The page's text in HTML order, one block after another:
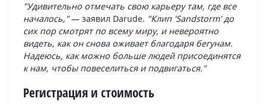
"Удивительно отмечать свою карьеру там, где все
началось,"— заявил Darude. "Клип 'Sandstorm' до
сих пор смотрят по всему миру, и невероятно
видеть, как он снова оживает благодаря бегунам.
Надеюсь, как можно больше людей присоединятся
к нам, чтобы повеселиться и подвигаться."
Регистрация и стоимость